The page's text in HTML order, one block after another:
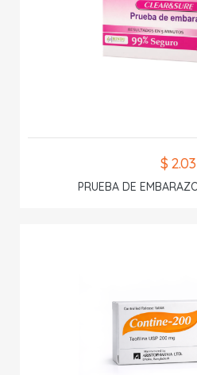
$ 2.03
PRUEBA DE